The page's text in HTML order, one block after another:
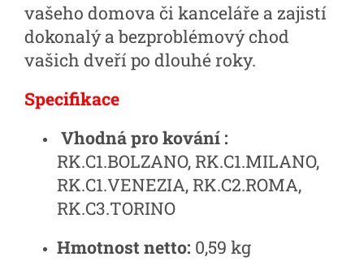
vašeho domova či kanceláře a zajistí
dokonalý a bezproblémový chod
vašich dveří po dlouhé roky.
Specifikace
Vhodná pro kování :
RK.C1.BOLZANO, RK.C1.MILANO,
RK.C1.VENEZIA, RK.C2.ROMA,
RK.C3.TORINO
Hmotnost netto: 0,59 kg